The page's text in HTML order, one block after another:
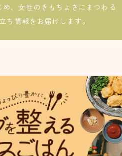
、女性のきもちよさにまつわる
ち情報をお届けします。